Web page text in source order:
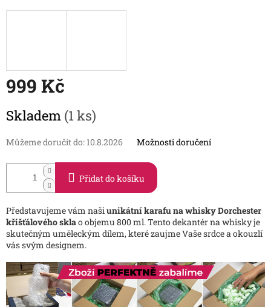
999 Kč
cena:
Skladem (1 ks)
Můžeme doručit do: 10.8.2026 Možnosti doručení
Přidat do košíku
Představujeme vám našiunikátní karafu na whisky Dorchester
křišťálového sklao objemu 800 ml. Tento dekantér na whisky je
skutečným uměleckým dílem, které zaujme Vaše srdce a okouzlí
vás svým designem.